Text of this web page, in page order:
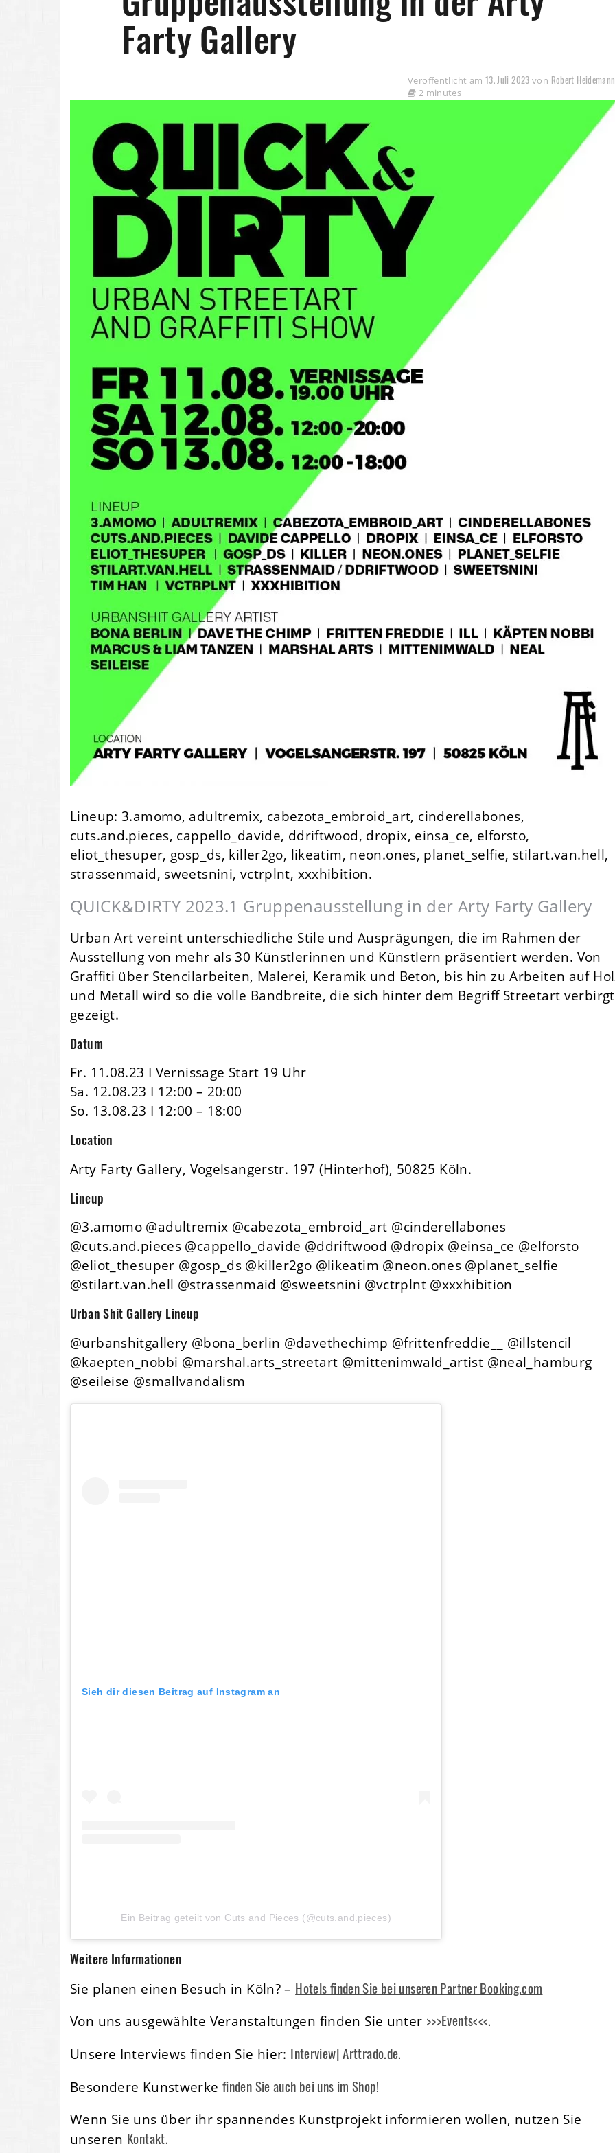
Farty Gallery
Veröffentlicht am 13. Juli 2023 von Robert Heidemann
2 minutes
Lineup: 3.amomo, adultremix, cabezota_embroid_art, cinderellabones,
cuts.and.pieces, cappello_davide, ddriftwood, dropix, einsa_ce, elforsto,
eliot_thesuper, gosp_ds, killer2go, likeatim, neon.ones, planet_selfie, stilart.van.hell,
strassenmaid, sweetsnini, vctrplnt, xxxhibition.
QUICK&DIRTY 2023.1 Gruppenausstellung in der Arty Farty Gallery
Urban Art vereint unterschiedliche Stile und Ausprägungen, die im Rahmen der
Ausstellung von mehr als 30 Künstlerinnen und Künstlern präsentiert werden. Von
Graffiti über Stencilarbeiten, Malerei, Keramik und Beton, bis hin zu Arbeiten auf
und Metall wird so die volle Bandbreite, die sich hinter dem Begriff Streetart verbirgt
gezeigt.
Datum
Fr. 11.08.23 I Vernissage Start 19 Uhr
Sa. 12.08.23 I 12:00 – 20:00
So. 13.08.23 I 12:00 – 18:00
Location
Arty Farty Gallery, Vogelsangerstr. 197 (Hinterhof), 50825 Köln.
Lineup
@3.amomo @adultremix @cabezota_embroid_art @cinderellabones
@cuts.and.pieces @cappello_davide @ddriftwood @dropix @einsa_ce @elforsto
@eliot_thesuper @gosp_ds @killer2go @likeatim @neon.ones @planet_selfie
@stilart.van.hell @strassenmaid @sweetsnini @vctrplnt @xxxhibition
Urban Shit Gallery Lineup
@urbanshitgallery @bona_berlin @davethechimp @frittenfreddie__ @illstencil
@kaepten_nobbi @marshal.arts_streetart @mittenimwald_artist @neal_hamburg
@seileise @smallvandalism
Sieh dir diesen Beitrag auf Instagram an
Ein Beitrag geteilt von Cuts and Pieces (@cuts.and.pieces)
Weitere Informationen
Sie planen einen Besuch in Köln? – Hotels finden Sie bei unseren Partner Booking.com
Von uns ausgewählte Veranstaltungen finden Sie unter >>>Events<<<.
Unsere Interviews finden Sie hier: Interview| Arttrado.de.
Besondere Kunstwerke finden Sie auch bei uns im Shop!
Wenn Sie uns über ihr spannendes Kunstprojekt informieren wollen, nutzen Sie
unseren Kontakt.